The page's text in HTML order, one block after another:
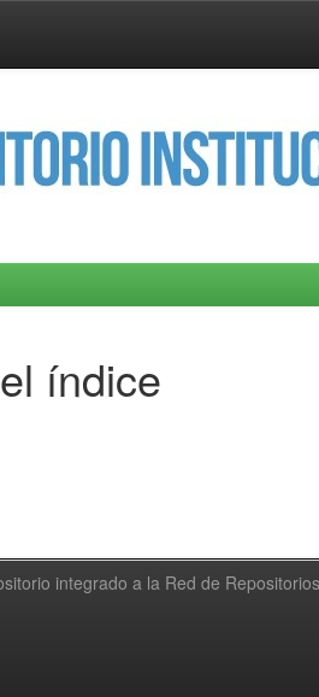
índice
integrado a la Red de